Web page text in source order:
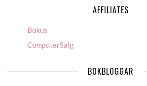
AFFILIATES
Bokus
ComputerSalg
BOKBLOGGAR